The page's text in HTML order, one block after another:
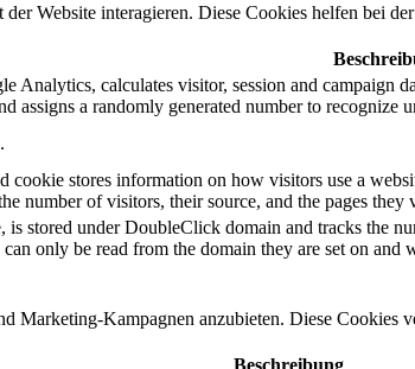
Website interagieren. Diese Cookies helfen bei
Analytics, calculates visitor, session and campaign
assigns a randomly generated number to recognize
stores information on how visitors use a
number of visitors, their source, and the pages they
stored under DoubleClick domain and tracks the
only be read from the domain they are set on
Marketing-Kampagnen anzubieten. Diese Cookies
Beschreibung